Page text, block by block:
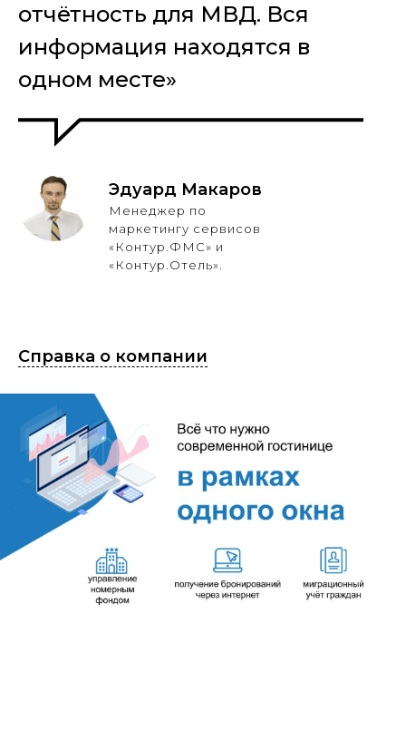
отчётность для МВД. Вся
информация находятся в
одном месте»
Эдуард Макаров
Менеджер по
маркетингу сервисов
«Контур.ФМС» и
«Контур.Отель».
Справка о компании